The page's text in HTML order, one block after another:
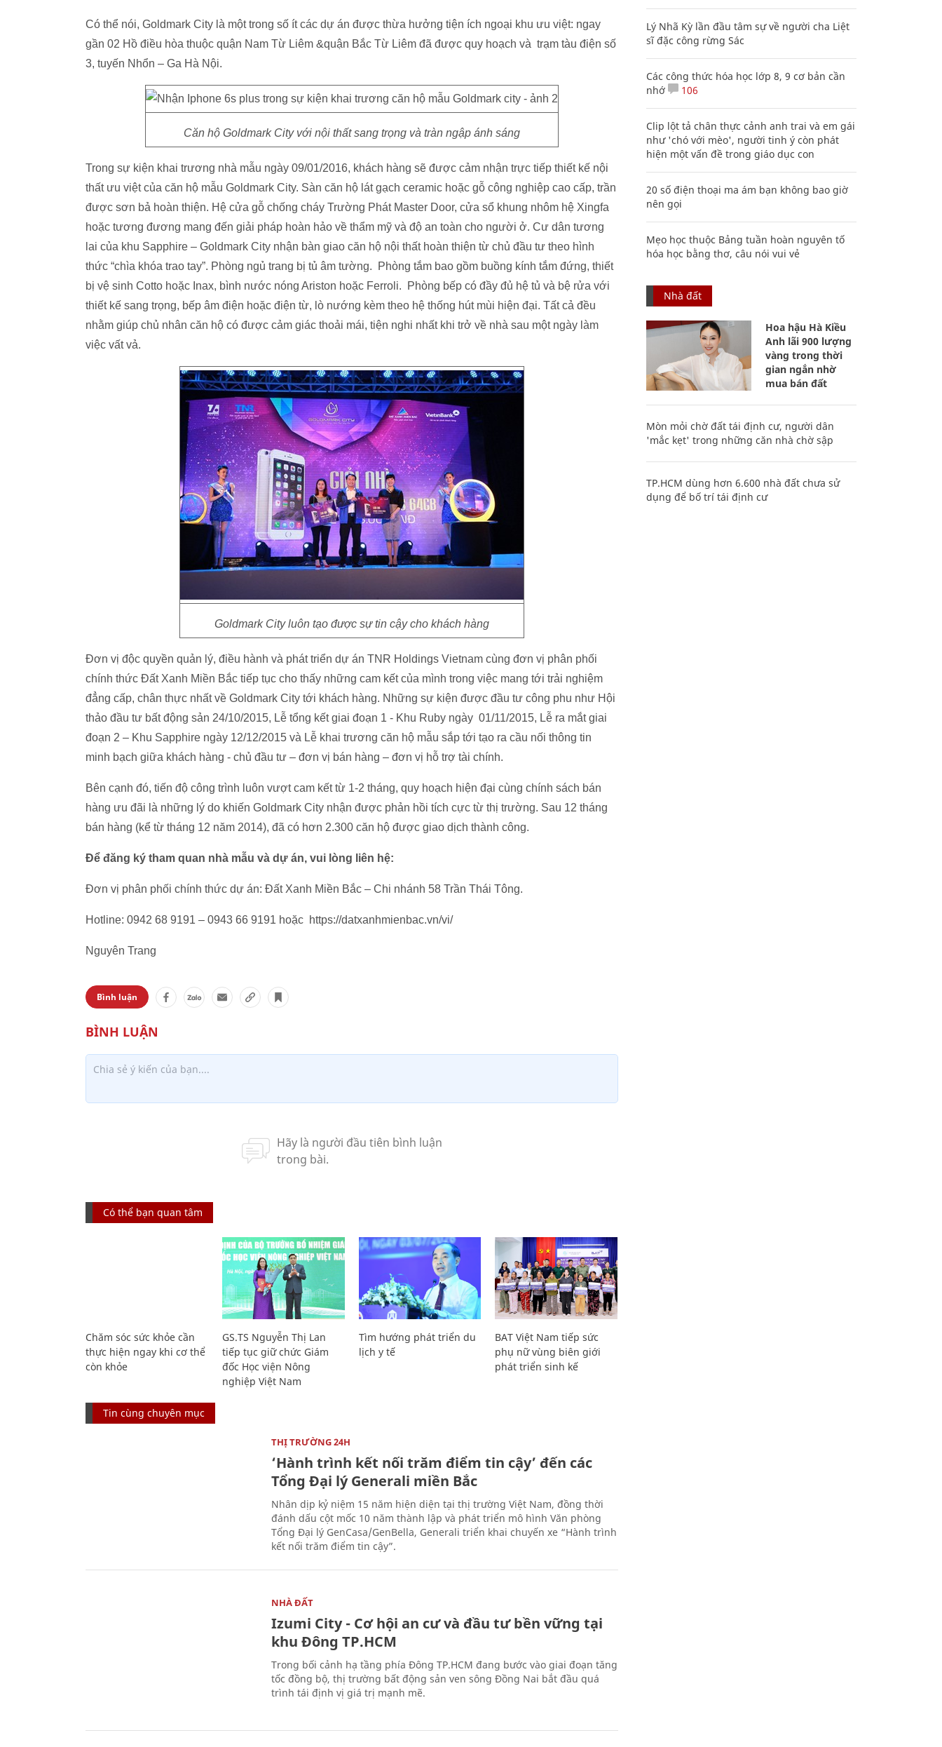
Có thể nói, Goldmark City là một trong số ít các dự án được thừa hưởng tiện ích ngoại khu ưu việt: ngay
gần 02 Hồ điều hòa thuộc quận Nam Từ Liêm &quận Bắc Từ Liêm đã được quy hoạch và trạm tàu điện số
3, tuyến Nhổn – Ga Hà Nội.
Căn hộ Goldmark City với nội thất sang trọng và tràn ngập ánh sáng
Trong sự kiện khai trương nhà mẫu ngày 09/01/2016, khách hàng sẽ được cảm nhận trực tiếp thiết kế nội
thất ưu việt của căn hộ mẫu Goldmark City. Sàn căn hộ lát gạch ceramic hoặc gỗ công nghiệp cao cấp, trần
được sơn bả hoàn thiện. Hệ cửa gỗ chống cháy Trường Phát Master Door, cửa sổ khung nhôm hệ Xingfa
hoặc tương đương mang đến giải pháp hoàn hảo về thẩm mỹ và độ an toàn cho người ở. Cư dân tương
lai của khu Sapphire – Goldmark City nhận bàn giao căn hộ nội thất hoàn thiện từ chủ đầu tư theo hình
thức “chìa khóa trao tay”. Phòng ngủ trang bị tủ âm tường. Phòng tắm bao gồm buồng kính tắm đứng, thiết
bị vệ sinh Cotto hoặc Inax, bình nước nóng Ariston hoặc Ferroli. Phòng bếp có đầy đủ hệ tủ và bệ rửa với
thiết kế sang trọng, bếp âm điện hoặc điện từ, lò nướng kèm theo hệ thống hút mùi hiện đại. Tất cả đều
nhằm giúp chủ nhân căn hộ có được cảm giác thoải mái, tiện nghi nhất khi trở về nhà sau một ngày làm
việc vất vả.
Goldmark City luôn tạo được sự tin cậy cho khách hàng
Đơn vị độc quyền quản lý, điều hành và phát triển dự án TNR Holdings Vietnam cùng đơn vị phân phối
chính thức Đất Xanh Miền Bắc tiếp tục cho thấy những cam kết của mình trong việc mang tới trải nghiệm
đẳng cấp, chân thực nhất về Goldmark City tới khách hàng. Những sự kiện được đầu tư công phu như Hội
thảo đầu tư bất động sản 24/10/2015, Lễ tổng kết giai đoạn 1 - Khu Ruby ngày 01/11/2015, Lễ ra mắt giai
đoạn 2 – Khu Sapphire ngày 12/12/2015 và Lễ khai trương căn hộ mẫu sắp tới tạo ra cầu nối thông tin
minh bạch giữa khách hàng - chủ đầu tư – đơn vị bán hàng – đơn vị hỗ trợ tài chính.
Bên cạnh đó, tiến độ công trình luôn vượt cam kết từ 1-2 tháng, quy hoạch hiện đại cùng chính sách bán
hàng ưu đãi là những lý do khiến Goldmark City nhận được phản hồi tích cực từ thị trường. Sau 12 tháng
bán hàng (kể từ tháng 12 năm 2014), đã có hơn 2.300 căn hộ được giao dịch thành công.
Để đăng ký tham quan nhà mẫu và dự án, vui lòng liên hệ:
Đơn vị phân phối chính thức dự án: Đất Xanh Miền Bắc – Chi nhánh 58 Trần Thái Tông.
Hotline: 0942 68 9191 – 0943 66 9191 hoặc https://datxanhmienbac.vn/vi/
Nguyên Trang
Bình luận
Có thể bạn quan tâm
Chăm sóc sức khỏe cần
thực hiện ngay khi cơ thể
còn khỏe
GS.TS Nguyễn Thị Lan
tiếp tục giữ chức Giám
đốc Học viện Nông
nghiệp Việt Nam
Tìm hướng phát triển du
lịch y tế
BAT Việt Nam tiếp sức
phụ nữ vùng biên giới
phát triển sinh kế
Tin cùng chuyên mục
THỊ TRƯỜNG 24H
‘Hành trình kết nối trăm điểm tin cậy’ đến các
Tổng Đại lý Generali miền Bắc
Nhân dịp kỷ niệm 15 năm hiện diện tại thị trường Việt Nam, đồng thời
đánh dấu cột mốc 10 năm thành lập và phát triển mô hình Văn phòng
Tổng Đại lý GenCasa/GenBella, Generali triển khai chuyến xe “Hành trình
kết nối trăm điểm tin cậy”.
NHÀ ĐẤT
Izumi City - Cơ hội an cư và đầu tư bền vững tại
khu Đông TP.HCM
Trong bối cảnh hạ tầng phía Đông TP.HCM đang bước vào giai đoạn tăng
tốc đồng bộ, thị trường bất động sản ven sông Đồng Nai bắt đầu quá
trình tái định vị giá trị mạnh mẽ.
Lý Nhã Kỳ lần đầu tâm sự về người cha Liệt
sĩ đặc công rừng Sác
Các công thức hóa học lớp 8, 9 cơ bản cần
nhớ
106
Clip lột tả chân thực cảnh anh trai và em gái
như 'chó với mèo', người tinh ý còn phát
hiện một vấn đề trong giáo dục con
20 số điện thoại ma ám bạn không bao giờ
nên gọi
Mẹo học thuộc Bảng tuần hoàn nguyên tố
hóa học bằng thơ, câu nói vui vẻ
Nhà đất
Hoa hậu Hà Kiều
Anh lãi 900 lượng
vàng trong thời
gian ngắn nhờ
mua bán đất
Mòn mỏi chờ đất tái định cư, người dân
'mắc kẹt' trong những căn nhà chờ sập
TP.HCM dùng hơn 6.600 nhà đất chưa sử
dụng để bố trí tái định cư